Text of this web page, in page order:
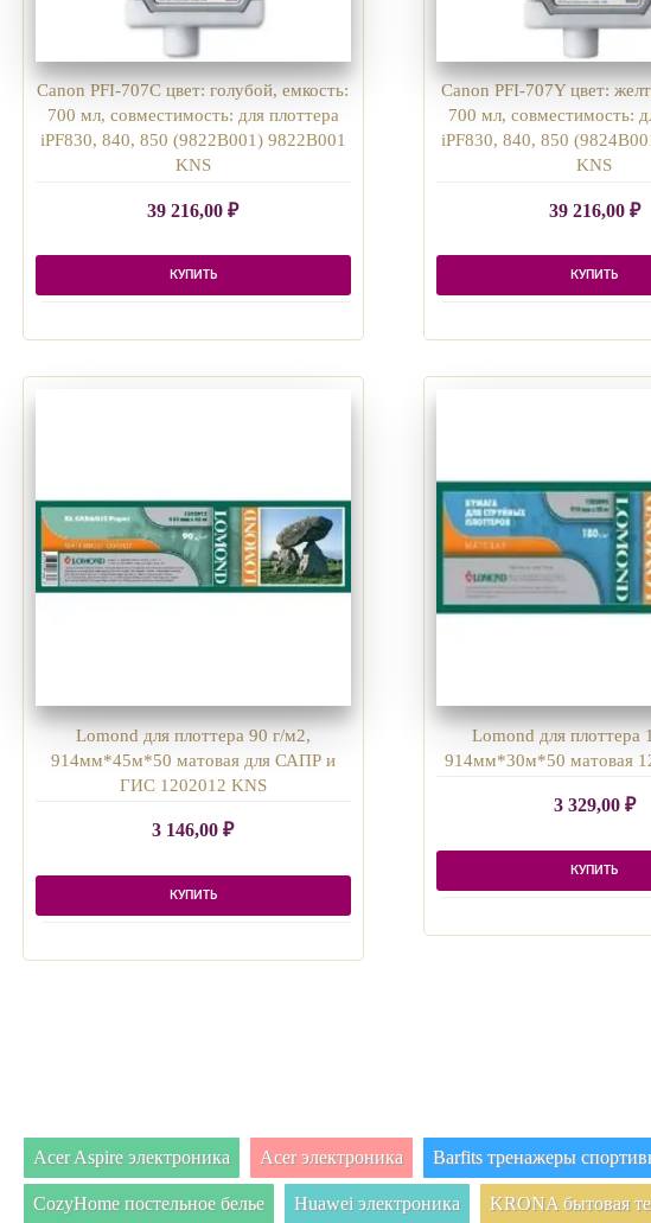
Canon PFI-707C цвет: голубой, емкость:
700 мл, совместимость: для плоттера
iPF830, 840, 850 (9822B001) 9822B001
KNS
39 216,00₽
КУПИТЬ
Canon PFI-707Y цвет:
700 мл, совместимость:
iPF830, 840, 850
KNS
39 216,00 ₽
КУПИТЬ
Lomond для плоттера 90 г/м2,
914мм*45м*50 матовая для САПР и
ГИС 1202012 KNS
3 146,00₽
КУПИТЬ
Lomond для плоттера
914мм*30м*50 матовая
3 329,00 ₽
КУПИТЬ
Acer Aspire электроника Acer электроника Barfits тренажеры
CozyHome постельное белье Huawei электроника KRONA бытовая